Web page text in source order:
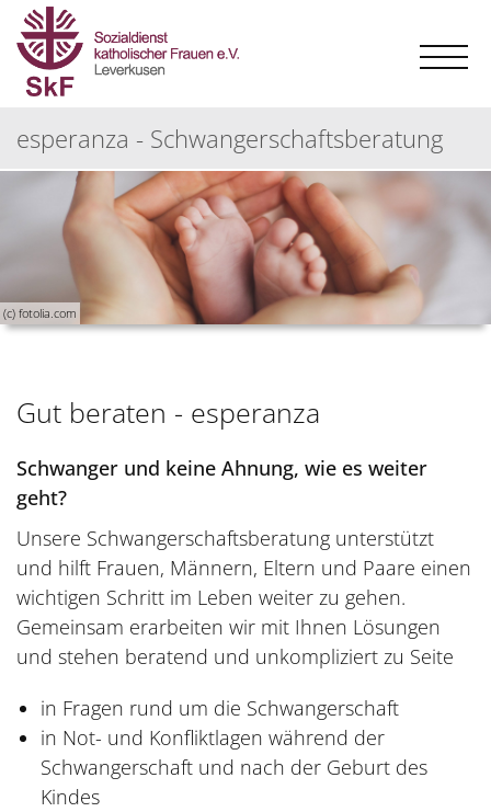
esperanza - Schwangerschaftsberatung
(c) fotolia.com
Gut beraten - esperanza
Schwanger und keine Ahnung, wie es weiter
geht?
Unsere Schwangerschaftsberatung unterstützt
und hilft Frauen, Männern, Eltern und Paare einen
wichtigen Schritt im Leben weiter zu gehen.
Gemeinsam erarbeiten wir mit Ihnen Lösungen
und stehen beratend und unkompliziert zu Seite
in Fragen rund um die Schwangerschaft
in Not- und Konfliktlagen während der
Schwangerschaft und nach der Geburt des
Kindes